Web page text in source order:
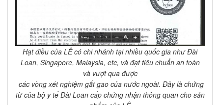
Hạt điều của LÊ có chi nhánh tại nhiều quốc gia như Đài
Loan, Singapore, Malaysia, etc, và đạt tiêu chuẩn an toàn
và vượt qua được
các vòng xét nghiệm gắt gao của nước ngoài. Đây là chứng
từ của bộ y tế Đài Loan cấp chứng nhận thông quan cho sản